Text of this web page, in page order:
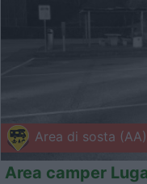
Area di sosta (AA)
Area camper